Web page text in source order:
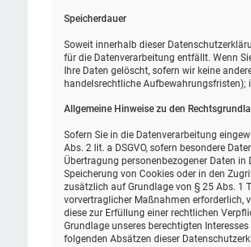
Speicherdauer
Soweit innerhalb dieser
für die Datenverarbeitung entfällt. Wenn
Ihre Daten gelöscht, sofern wir keine
handelsrechtliche
Allgemeine Hinweise zu den
Sofern Sie in die Datenverarbeitung
Abs. 2 lit. a DSGVO, sofern besondere
Übertragung personenbezogener Daten
Speicherung von Cookies oder in den
zusätzlich auf Grundlage von § 25 Abs. 1
vorvertraglicher Maßnahmen erforderlich,
diese zur Erfüllung einer rechtlichen
Grundlage unseres berechtigten
folgenden Absätzen dieser